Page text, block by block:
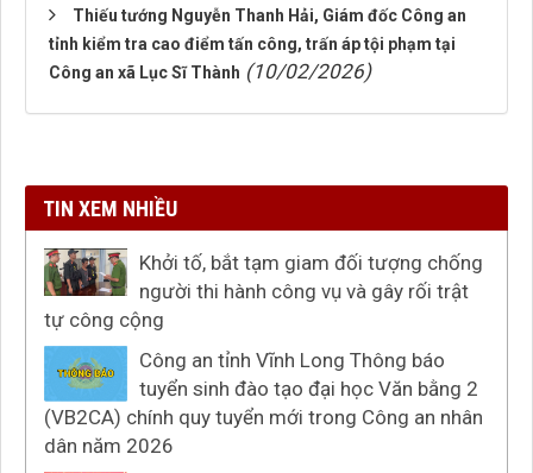
Thiếu tướng Nguyễn Thanh Hải, Giám đốc Công an
tỉnh kiểm tra cao điểm tấn công, trấn áp tội phạm tại
Công an xã Lục Sĩ Thành (10/02/2026)
TIN XEM NHIỀU
Khởi tố, bắt tạm giam đối tượng chống
người thi hành công vụ và gây rối trật
tự công cộng
Công an tỉnh Vĩnh Long Thông báo
tuyển sinh đào tạo đại học Văn bằng 2
(VB2CA) chính quy tuyển mới trong Công an nhân
dân năm 2026